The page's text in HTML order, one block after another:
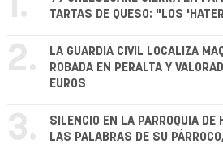
TARTAS DE QUESO: "LOS
2.
LA GUARDIA CIVIL LOCALIZA
ROBADA EN PERALTA Y
EUROS
3.
SILENCIO EN LA PARROQUIA DE
LAS PALABRAS DE SU